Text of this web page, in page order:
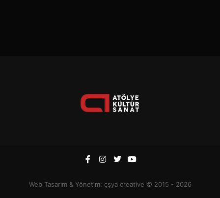
Web Tasarım & Yönetim: çşya creative © 2015 - 2026